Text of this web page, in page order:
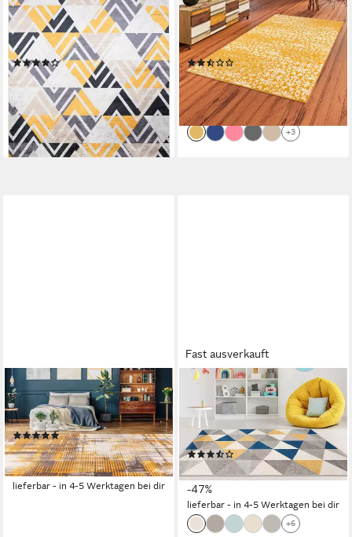
rechteckig, Höhe: 6 mm,
Wohnzimmer, Schlafzimmer,
modern Design
(3)
ab 59,99 € UVP85,79 €
-30%
lieferbar - in 3-4 Werktagen bei dir
+33
Kurzflor Teppich Moderne
Muster, Rechteckig, Höhe: 9
mm
(3)
ab 29,90 € UVP34,90 €
-14%
lieferbar - in 2-3 Werktagen bei dir
+3
ARTE ESPINA
Teppich Saphira 800,
rechteckig, Höhe: 6 mm
(1)
ab 27,90 € UVP55,00 €
-49%
lieferbar - in 4-5 Werktagen bei dir
Fast ausverkauft
MAZOVIA
Teppich LAZUR_Geometric,
80x150, Geometrisch,
Modern, Kurzflor, Gemustert
(38)
ab 35,99 € 67,66 €
-47%
lieferbar - in 4-5 Werktagen bei dir
+6